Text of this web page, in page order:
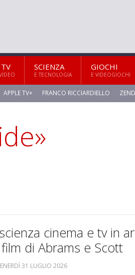
SCIENZA
E TECNOLOGIA
GIOCHI
E VIDEOGIOCHI
APPLE TV+ FRANCO RICCIARDIELLO
cinema e tv in
di Abrams e Scott
31 LUGLIO 2026